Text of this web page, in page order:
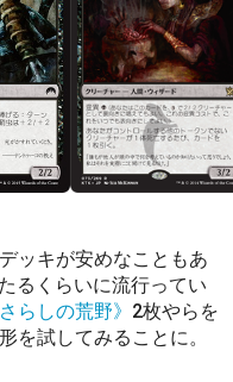
ッキが安めなこともあ
るくらいに流行ってい
らしの荒野》 2枚やらを
を試してみることに。